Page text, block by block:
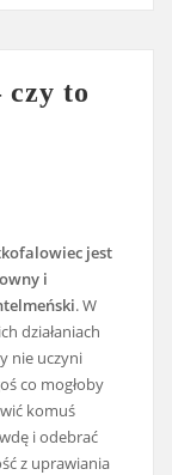
to
jest
i
. W
działaniach
nie uczyni
co mogłoby
komuś
i odebrać
z uprawiania